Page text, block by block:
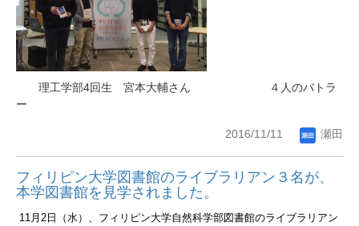
理工学部4回生 宮本大輔さん ４人のバトラ
ー
2016/11/11 瀬田
フィリピン大学図書館のライブラリアン３名が、
本学図書館を見学されました。
11 月 2日（水）、フィリピン大学自然科学部図書館のライブラリアン